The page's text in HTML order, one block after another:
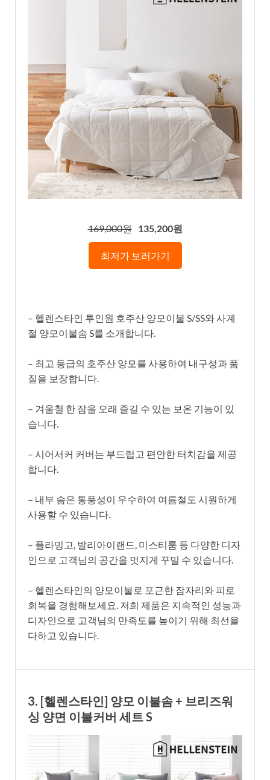
169,000원 135,200원
최저가 보러가기
– 헬렌스타인 투인원 호주산 양모이불 S/SS와 사계
절 양모이불솜 S를 소개합니다.
– 최고 등급의 호주산 양모를 사용하여 내구성과 품
질을 보장합니다.
– 겨울철 한 잠을 오래 즐길 수 있는 보온 기능이 있
습니다.
– 시어서커 커버는 부드럽고 편안한 터치감을 제공
합니다.
– 내부 솜은 통풍성이 우수하여 여름철도 시원하게
사용할 수 있습니다.
– 플라밍고, 발리아이랜드, 미스티룸 등 다양한 디자
인으로 고객님의 공간을 멋지게 꾸밀 수 있습니다.
– 헬렌스타인의 양모이불로 포근한 잠자리와 피로
회복을 경험해보세요. 저희 제품은 지속적인 성능과
디자인으로 고객님의 만족도를 높이기 위해 최선을
다하고 있습니다.
3. [헬렌스타인] 양모 이불솜 + 브리즈워
싱 양면 이불커버 세트 S